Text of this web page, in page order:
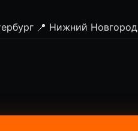
📍 Нижний Новгород